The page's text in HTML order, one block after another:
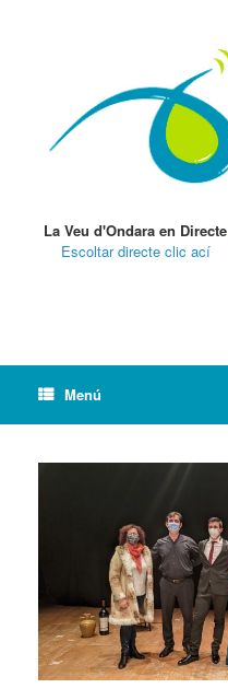
La Veu d'Ondara en Directe
Escoltar directe clic ací
Menú